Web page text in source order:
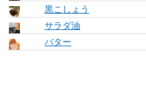
黒こしょう
サラダ油
バター